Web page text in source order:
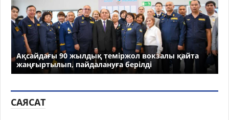
Ақсайдағы 90 жылдық теміржол вокзалы қайта
жаңғыртылып, пайдалануға берілді
САЯСАТ